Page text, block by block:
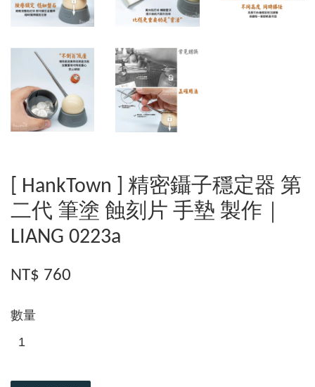
[ HankTown ] 精密鑷子穩定器 第
二代 筆塗 蝕刻片 手墊 製作｜
LIANG 0223a
NT$ 760
數量